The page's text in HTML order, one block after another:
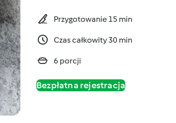
Przygotowanie 15 min
Czas całkowity 30 min
6 porcji
Bezpłatna rejestracja